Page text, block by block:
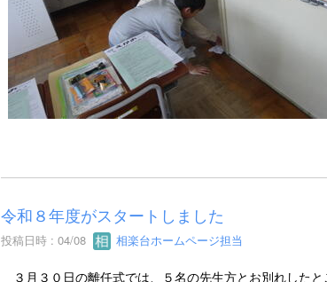
令和８年度がスタートしました
投稿日時 : 04/08 相楽台ホームページ担当
３月３０日の離任式では、５名の先生方とお別れした